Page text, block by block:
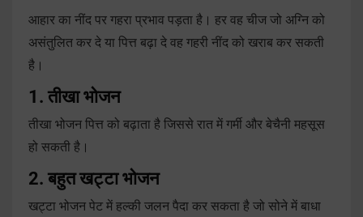
आहार का नींद पर गहरा प्रभाव पड़ता है। हर वह चीज जो अग्नि को
असंतुलित कर दे या पित्त बढ़ा दे वह गहरी नींद को खराब कर सकती
है।
1. तीखा भोजन
तीखा भोजन पित्त को बढ़ाता है जिससे रात में गर्मी और बेचैनी महसूस
हो सकती है।
2. बहुत खट्टा भोजन
खट्टा भोजन पेट में हल्की जलन पैदा कर सकता है जो सोने में बाधा